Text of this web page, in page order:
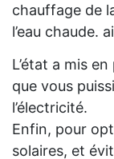
chauffage de
l’eau chaude.
L’état a mis
que vous
l’électricité.
Enfin, pour
solaires, et